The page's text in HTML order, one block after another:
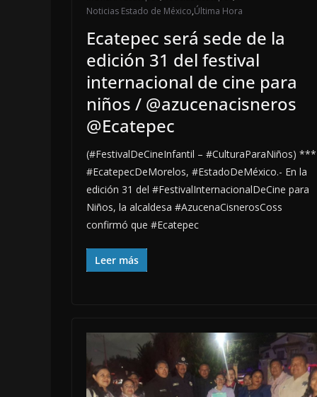
Noticias Estado de México,Última Hora
Ecatepec será sede de la
edición 31 del festival
internacional de cine para
niños / @azucenacisneros
@Ecatepec
(#FestivalDeCineInfantil – #CulturaParaNiños) ***
#EcatepecDeMorelos, #EstadoDeMéxico.- En la
edición 31 del #FestivalInternacionalDeCine para
Niños, la alcaldesa #AzucenaCisnerosCoss
confirmó que #Ecatepec
Leer más